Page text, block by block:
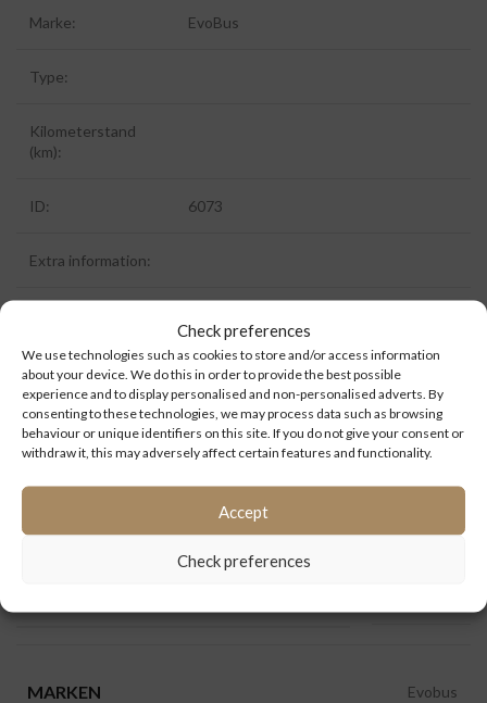
Check preferences
We use technologies such as cookies to store and/or access information
about your device. We do this in order to provide the best possible
experience and to display personalised and non-personalised adverts. By
consenting to these technologies, we may process data such as browsing
behaviour or unique identifiers on this site. If you do not give your consent or
withdraw it, this may adversely affect certain features and functionality.
Accept
Check preferences
Marke: EvoBus
Type:
Kilometerstand
(km):
ID: 6073
Extra information:
Evobus
ZUSÄTZLICHE INFORMATIONEN
Fahrzeugelektrik steuergerate
MARKEN Evobus